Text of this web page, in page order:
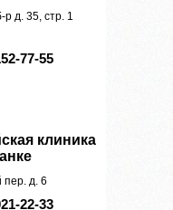
р д. 35, стр. 1
77-55
клиника
пер. д. 6
22-33